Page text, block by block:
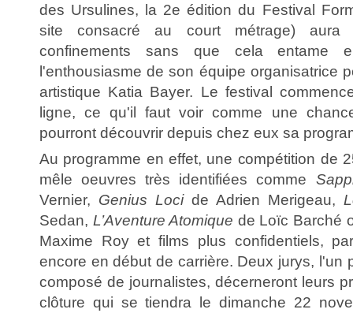
des Ursulines, la 2e édition du Festival
site consacré au court métrage) aura
confinements sans que cela entame
l'enthousiasme de son équipe organisatrice
artistique Katia Bayer. Le festival
ligne, ce qu'il faut voir comme une
pourront découvrir depuis chez eux sa
Au programme en effet, une compétition de
mêle oeuvres très identifiées comme
Vernier, Genius Locide Adrien Merigeau,
Sedan, L’Aventure Atomique de Loïc Barché
Maxime Roy et films plus confidentiels,
encore en début de carrière. Deux jurys, l'un
composé de journalistes, décerneront leurs
clôture qui se tiendra le dimanche 22